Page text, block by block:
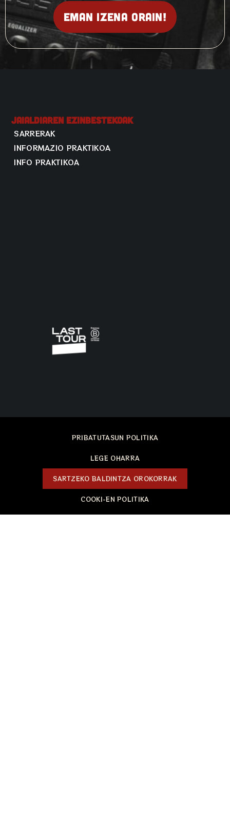
Eman izena orain!
Jaialdiaren Ezinbestekoak
SARRERAK
INFORMAZIO PRAKTIKOA
INFO PRAKTIKOA
PRIBATUTASUN POLITIKA
LEGE OHARRA
SARTZEKO BALDINTZA OROKORRAK
COOKI-EN POLITIKA